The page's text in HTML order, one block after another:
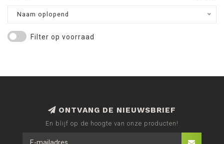
Naam oplopend
Filter op voorraad
ONTVANG DE NIEUWSBRIEF
En blijf op de hoogte van onze producten!